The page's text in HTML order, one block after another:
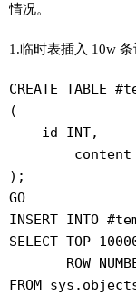
情况。
1.临时表插入 10w
CREATE TABLE
(
    id INT,
);
GO
INSERT INTO
SELECT TOP
FROM